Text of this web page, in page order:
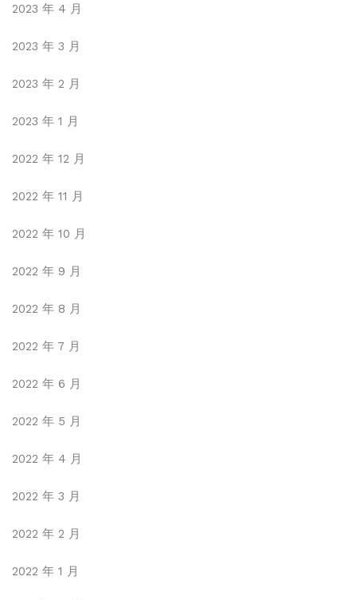
2023 年 4 月
2023 年 3 月
2023 年 2 月
2023 年 1 月
2022 年 12 月
2022 年 11 月
2022 年 10 月
2022 年 9 月
2022 年 8 月
2022 年 7 月
2022 年 6 月
2022 年 5 月
2022 年 4 月
2022 年 3 月
2022 年 2 月
2022 年 1 月